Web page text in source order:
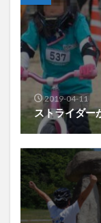
2019-04-11
ストライダー